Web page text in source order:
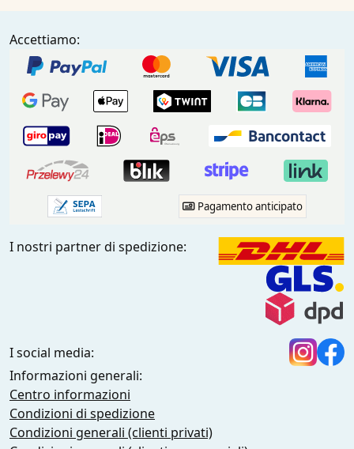
Accettiamo:
Pagamento anticipato
I nostri partner di spedizione:
I social media:
Informazioni generali:
Centro informazioni
Condizioni di spedizione
Condizioni generali (clienti privati)